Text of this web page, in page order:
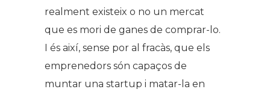
realment existeix o no un mercat
que es mori de ganes de comprar-lo.
I és així, sense por al fracàs, que els
emprenedors són capaços de
muntar una startup i matar-la en